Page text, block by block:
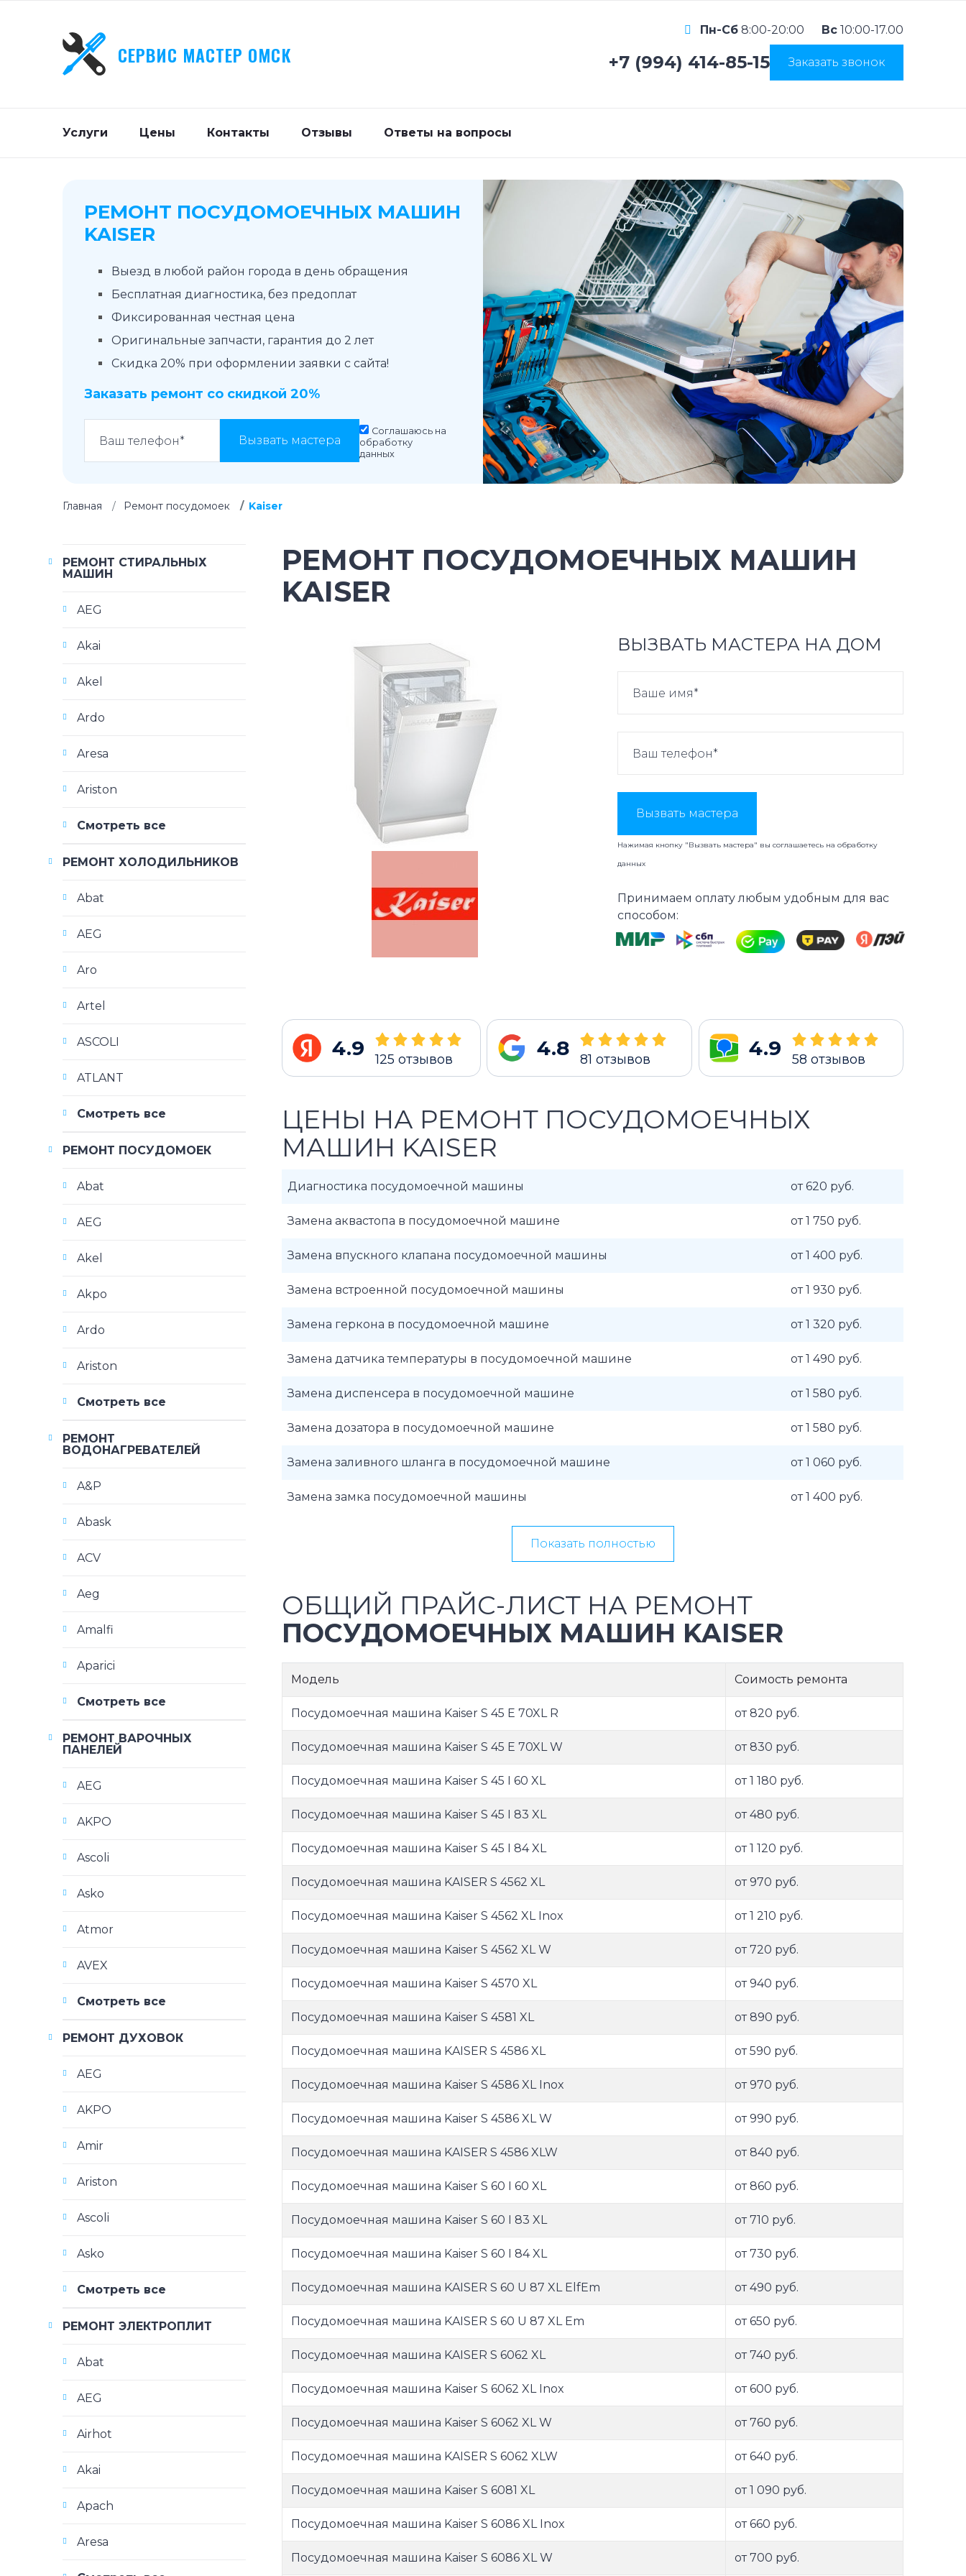
СЕРВИС МАСТЕР ОМСК
Пн-Сб 8:00-20:00 Вс 10:00-17.00
+7 (994) 414-85-15 Заказать звонок
Услуги Цены Контакты Отзывы Ответы на вопросы
РЕМОНТ ПОСУДОМОЕЧНЫХ МАШИН
KAISER
Выезд в любой район города в день обращения
Бесплатная диагностика, без предоплат
Фиксированная честная цена
Оригинальные запчасти, гарантия до 2 лет
Скидка 20% при оформлении заявки с сайта!
Заказать ремонт со скидкой 20%
Вызвать мастера
Соглашаюсь на
обработку
данных
Главная Ремонт посудомоек Kaiser
РЕМОНТ ПОСУДОМОЕЧНЫХ МАШИН
KAISER
ВЫЗВАТЬ МАСТЕРА НА ДОМ
Вызвать мастера
Нажимая кнопку "Вызвать мастера" вы соглашаетесь наобработку
данных
Принимаем оплату любым удобным для вас
способом:
4.9 125 отзывов 4.8 81 отзывов 4.9 58 отзывов
ЦЕНЫ НА РЕМОНТ ПОСУДОМОЕЧНЫХ
МАШИН KAISER
Диагностика посудомоечной машины от 620 руб.
Замена аквастопа в посудомоечной машине от 1 750 руб.
Замена впускного клапана посудомоечной машины от 1 400 руб.
Замена встроенной посудомоечной машины от 1 930 руб.
Замена геркона в посудомоечной машине от 1 320 руб.
Замена датчика температуры в посудомоечной машине от 1 490 руб.
Замена диспенсера в посудомоечной машине от 1 580 руб.
Замена дозатора в посудомоечной машине от 1 580 руб.
Замена заливного шланга в посудомоечной машине от 1 060 руб.
Замена замка посудомоечной машины от 1 400 руб.
Показать полностью
ОБЩИЙ ПРАЙС-ЛИСТ НА РЕМОНТ
ПОСУДОМОЕЧНЫХ МАШИН KAISER
Модель Соимость ремонта
Посудомоечная машина Kaiser S 45 E 70XL R от 820 руб.
Посудомоечная машина Kaiser S 45 E 70XL W от 830 руб.
Посудомоечная машина Kaiser S 45 I 60 XL от 1 180 руб.
Посудомоечная машина Kaiser S 45 I 83 XL от 480 руб.
Посудомоечная машина Kaiser S 45 I 84 XL от 1 120 руб.
Посудомоечная машина KAISER S 4562 XL от 970 руб.
Посудомоечная машина Kaiser S 4562 XL Inox от 1 210 руб.
Посудомоечная машина Kaiser S 4562 XL W от 720 руб.
Посудомоечная машина Kaiser S 4570 XL от 940 руб.
Посудомоечная машина Kaiser S 4581 XL от 890 руб.
Посудомоечная машина KAISER S 4586 XL от 590 руб.
Посудомоечная машина Kaiser S 4586 XL Inox от 970 руб.
Посудомоечная машина Kaiser S 4586 XL W от 990 руб.
Посудомоечная машина KAISER S 4586 XLW от 840 руб.
Посудомоечная машина Kaiser S 60 I 60 XL от 860 руб.
Посудомоечная машина Kaiser S 60 I 83 XL от 710 руб.
Посудомоечная машина Kaiser S 60 I 84 XL от 730 руб.
Посудомоечная машина KAISER S 60 U 87 XL ElfEm от 490 руб.
Посудомоечная машина KAISER S 60 U 87 XL Em от 650 руб.
Посудомоечная машина KAISER S 6062 XL от 740 руб.
Посудомоечная машина Kaiser S 6062 XL Inox от 600 руб.
Посудомоечная машина Kaiser S 6062 XL W от 760 руб.
Посудомоечная машина KAISER S 6062 XLW от 640 руб.
Посудомоечная машина Kaiser S 6081 XL от 1 090 руб.
Посудомоечная машина Kaiser S 6086 XL Inox от 660 руб.
Посудомоечная машина Kaiser S 6086 XL W от 700 руб.
РЕМОНТ СТИРАЛЬНЫХ
МАШИН
AEG
Akai
Akel
Ardo
Aresa
Ariston
Смотреть все
РЕМОНТ ХОЛОДИЛЬНИКОВ
Abat
AEG
Aro
Artel
ASCOLI
ATLANT
Смотреть все
РЕМОНТ ПОСУДОМОЕК
Abat
AEG
Akel
Akpo
Ardo
Ariston
Смотреть все
РЕМОНТ
ВОДОНАГРЕВАТЕЛЕЙ
A&P
Abask
ACV
Aeg
Amalfi
Aparici
Смотреть все
РЕМОНТ ВАРОЧНЫХ
ПАНЕЛЕЙ
AEG
AKPO
Ascoli
Asko
Atmor
AVEX
Смотреть все
РЕМОНТ ДУХОВОК
AEG
AKPO
Amir
Ariston
Ascoli
Asko
Смотреть все
РЕМОНТ ЭЛЕКТРОПЛИТ
Abat
AEG
Airhot
Akai
Apach
Aresa